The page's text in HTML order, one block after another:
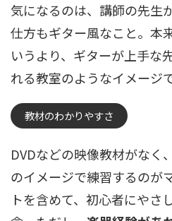
気になるのは、講師の先生
仕方もギター風なこと。本
いうより、ギターが上手な
れる教室のようなイメージで
教材のわかりやすさ
DVDなどの映像教材がなく
のイメージで練習するのが
トを含めて、初心者にやさ